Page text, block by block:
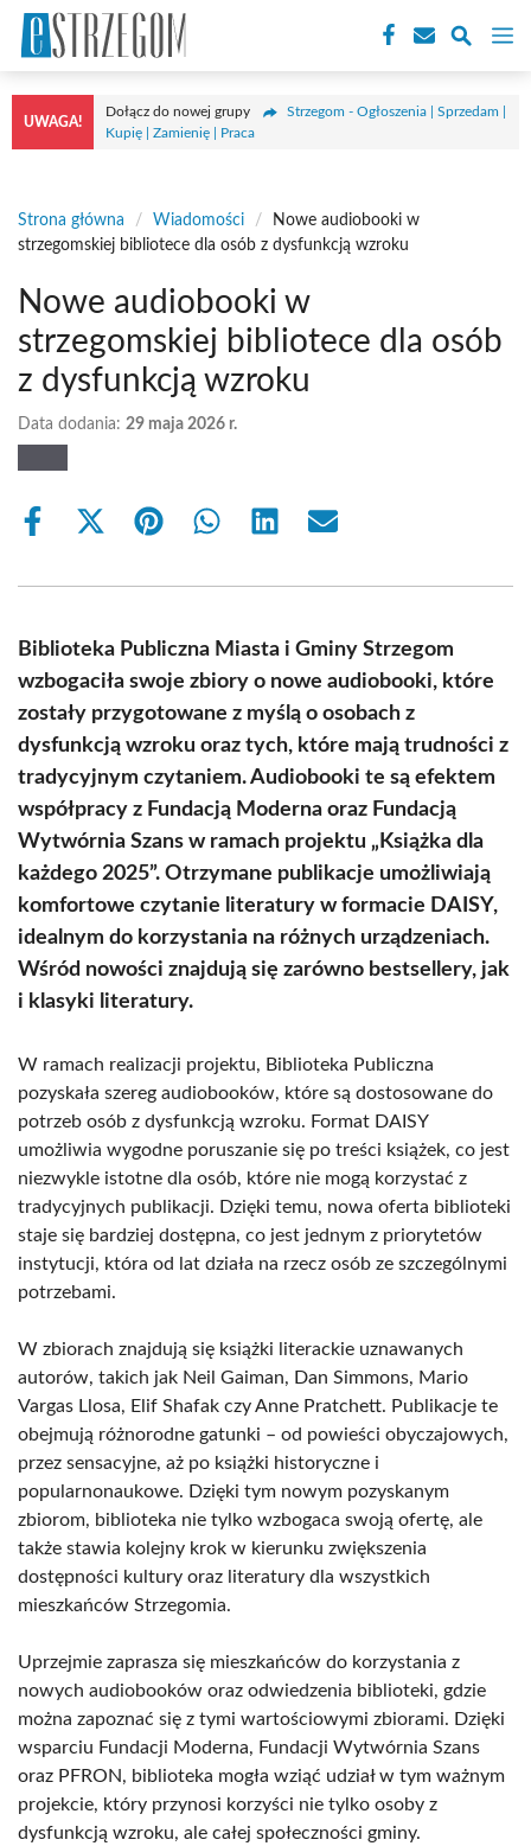
Przejdź
treści
UWAGA!
Dołącz do nowej grupy
Strzegom - Ogłoszenia | Sprzedam |
Kupię | Zamienię | Praca
Strona główna / Wiadomości /
Nowe audiobooki w
strzegomskiej bibliotece dla osób z dysfunkcją wzroku
Nowe audiobooki w
strzegomskiej bibliotece dla osób
z dysfunkcją wzroku
Data dodania: 29 maja 2026 r.
Share
Share
(Twitter)
Share Share Share Share
Biblioteka Publiczna Miasta i Gminy Strzegom
wzbogaciła swoje zbiory o nowe audiobooki, które
zostały przygotowane z myślą o osobach z
dysfunkcją wzroku oraz tych, które mają trudności z
tradycyjnym czytaniem. Audiobooki te są efektem
współpracy z Fundacją Moderna oraz Fundacją
Wytwórnia Szans w ramach projektu „Książka dla
każdego 2025”. Otrzymane publikacje umożliwiają
komfortowe czytanie literatury w formacie DAISY,
idealnym do korzystania na różnych urządzeniach.
Wśród nowości znajdują się zarówno bestsellery, jak
i klasyki literatury.
W ramach realizacji projektu, Biblioteka Publiczna
pozyskała szereg audiobooków, które są dostosowane do
potrzeb osób z dysfunkcją wzroku. Format DAISY
umożliwia wygodne poruszanie się po treści książek, co jest
niezwykle istotne dla osób, które nie mogą korzystać z
tradycyjnych publikacji. Dzięki temu, nowa oferta biblioteki
staje się bardziej dostępna, co jest jednym z priorytetów
instytucji, która od lat działa na rzecz osób ze szczególnymi
potrzebami.
W zbiorach znajdują się książki literackie uznawanych
autorów, takich jak Neil Gaiman, Dan Simmons, Mario
Vargas Llosa, Elif Shafak czy Anne Pratchett. Publikacje te
obejmują różnorodne gatunki – od powieści obyczajowych,
przez sensacyjne, aż po książki historyczne i
popularnonaukowe. Dzięki tym nowym pozyskanym
zbiorom, biblioteka nie tylko wzbogaca swoją ofertę, ale
także stawia kolejny krok w kierunku zwiększenia
dostępności kultury oraz literatury dla wszystkich
mieszkańców Strzegomia.
Uprzejmie zaprasza się mieszkańców do korzystania z
nowych audiobooków oraz odwiedzenia biblioteki, gdzie
można zapoznać się z tymi wartościowymi zbiorami. Dzięki
wsparciu Fundacji Moderna, Fundacji Wytwórnia Szans
oraz PFRON, biblioteka mogła wziąć udział w tym ważnym
projekcie, który przynosi korzyści nie tylko osoby z
dysfunkcją wzroku, ale całej społeczności gminy.